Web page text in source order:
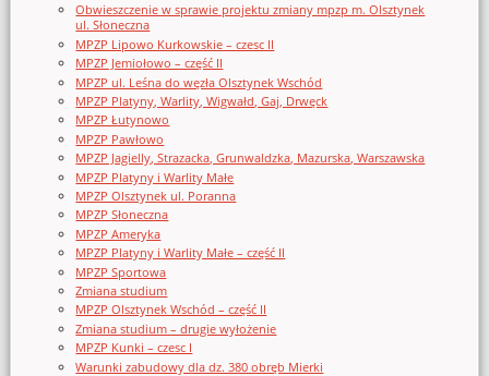
Obwieszczenie w sprawie projektu zmiany mpzp m. Olsztynek
ul. Słoneczna
MPZP Lipowo Kurkowskie – czesc II
MPZP Jemiołowo – część II
MPZP ul. Leśna do węzła Olsztynek Wschód
MPZP Platyny, Warlity, Wigwałd, Gaj, Drwęck
MPZP Łutynowo
MPZP Pawłowo
MPZP Jagielly, Strazacka, Grunwaldzka, Mazurska, Warszawska
MPZP Platyny i Warlity Małe
MPZP Olsztynek ul. Poranna
MPZP Słoneczna
MPZP Ameryka
MPZP Platyny i Warlity Małe – część II
MPZP Sportowa
Zmiana studium
MPZP Olsztynek Wschód – część II
Zmiana studium – drugie wyłożenie
MPZP Kunki – czesc I
Warunki zabudowy dla dz. 380 obręb Mierki